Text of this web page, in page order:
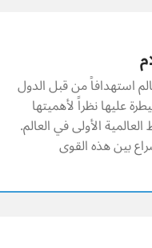
استهدافاً من قبل الدول
عليها نظراً لأهميتها
الأولى في العالم.
بين هذه القوى